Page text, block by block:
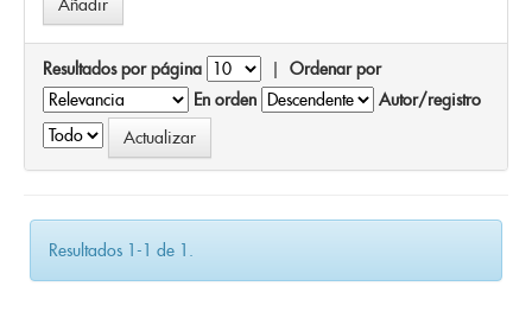
Resultados por página | Ordenar por
En orden
Autor/registro
Resultados 1-1 de 1.